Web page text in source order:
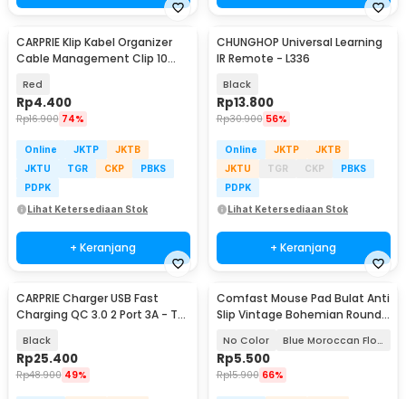
CARPRIE Klip Kabel Organizer
Cable Management Clip 10
Red
Rp4.400
Rp16.900 74%
Online JKTP
JKTB
JKTU
TGR CKP
PBKS
PDPK
Lihat Ketersediaan Stok
+ Keranjang
CHUNGHOP Universal Learning
IR Remote - L336
Black
Rp13.800
Rp30.900 56%
Online JKTP
JKTB
JKTU
TGR CKP
PBKS
PDPK
Lihat Ketersediaan Stok
+ Keranjang
CARPRIE Charger USB Fast
Charging QC 3.0 2 Port 3A - TE-
Black
Rp25.400
Rp48.900 49%
Comfast Mouse Pad Bulat Anti
Slip Vintage Bohemian Round
No Color Blue Moroccan Floral
Rp5.500
Rp15.900 66%